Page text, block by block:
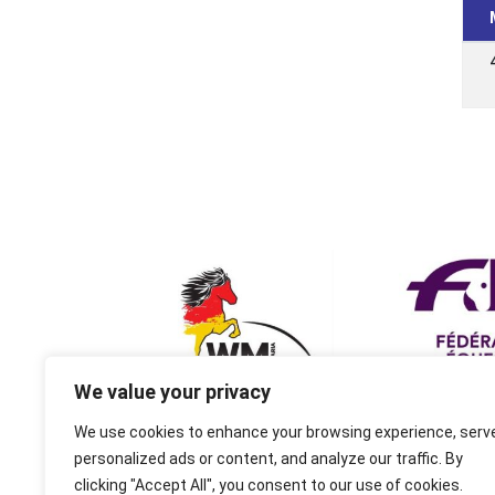
We value your privacy
We use cookies to enhance your browsing experience,
personalized ads or content, and analyze our traffic. By
clicking "Accept All", you consent to our use of cookies.